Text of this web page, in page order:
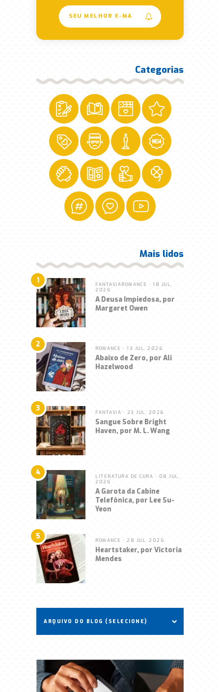
Categorias
Mais lidos
1 FANTASIAROMANCE • 18 JUL,
2026
A Deusa Impiedosa, por
Margaret Owen
2 ROMANCE • 13 JUL, 2026
Abaixo de Zero, por Ali
Hazelwood
3 FANTASIA • 23 JUL, 2026
Sangue Sobre Bright
Haven, por M. L. Wang
4 LITERATURA DE CURA • 08 JUL,
2026
A Garota da Cabine
Telefônica, por Lee Su-
Yeon
5 ROMANCE • 28 JUL, 2026
Heartstaker, por Victoria
Mendes
ARQUIVO DO BLOG (SELECIONE)